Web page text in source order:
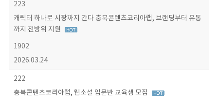
223
캐릭터 하나로 시장까지 간다 충북콘텐츠코리아랩, 브랜딩부터 유통
까지 전방위 지원
1902
2026.03.24
222
충북콘텐츠코리아랩, 웹소설 입문반 교육생 모집